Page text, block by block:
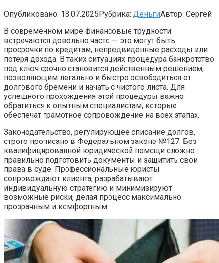
Опубликовано: 18.07.2025Рубрика: ДеньгиАвтор: Сергей
В современном мире финансовые трудности
встречаются довольно часто — это могут быть
просрочки по кредитам, непредвиденные расходы или
потеря дохода. В таких ситуациях процедура банкротство
под ключ срочно становится действенным решением,
позволяющим легально и быстро освободиться от
долгового бремени и начать с чистого листа. Для
успешного прохождения этой процедуры важно
обратиться к опытным специалистам, которые
обеспечат грамотное сопровождение на всех этапах.
Законодательство, регулирующее списание долгов,
строго прописано в Федеральном законе №127. Без
квалифицированной юридической помощи сложно
правильно подготовить документы и защитить свои
права в суде. Профессиональные юристы
сопровождают клиента, разрабатывают
индивидуальную стратегию и минимизируют
возможные риски, делая процесс максимально
прозрачным и комфортным.